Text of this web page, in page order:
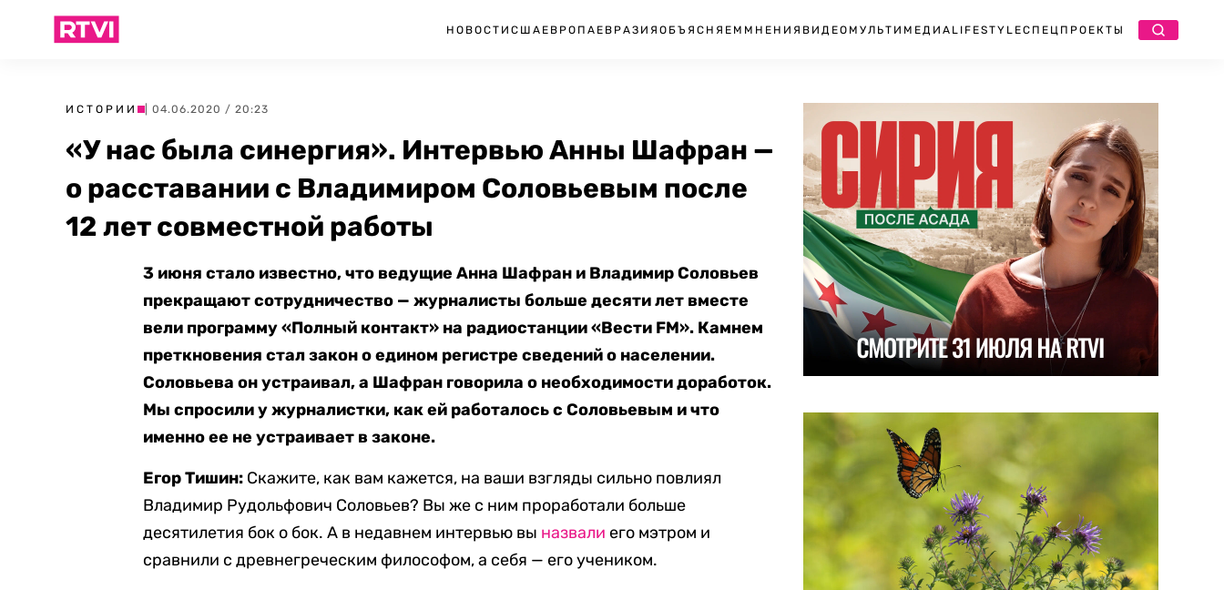
НОВОСТИ США ЕВРОПА ЕВРАЗИЯ ОБЪЯСНЯЕМ МНЕНИЯ ВИДЕО МУЛЬТИМЕДИА LIFESTYLEСПЕЦПРОЕКТЫ
ИСТОРИИ | 04.06.2020 / 20:23
«У нас была синергия». Интервью Анны Шафран —
о расставании с Владимиром Соловьевым после
12 лет совместной работы
3 июня стало известно, что ведущие Анна Шафран и Владимир Соловьев
прекращают сотрудничество — журналисты больше десяти лет вместе
вели программу «Полный контакт» на радиостанции «Вести FM». Камнем
преткновения стал закон о едином регистре сведений о населении.
Соловьева он устраивал, а Шафран говорила о необходимости доработок.
Мы спросили у журналистки, как ей работалось с Соловьевым и что
именно ее не устраивает в законе.
Егор Тишин: Скажите, как вам кажется, на ваши взгляды сильно повлиял
Владимир Рудольфович Соловьев? Вы же с ним проработали больше
десятилетия бок о бок. А в недавнем интервью вы назвали его мэтром и
сравнили с древнегреческим философом, а себя — его учеником.